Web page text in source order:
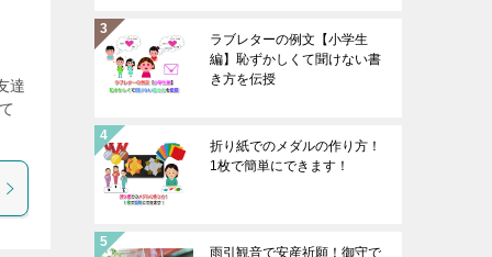
達
ラブレターの例文【小学生
編】恥ずかしくて聞けない書
き方を伝授
折り紙でのメダルの作り方！
1枚で簡単にできます！
雨引観音で安産祈願！御守で